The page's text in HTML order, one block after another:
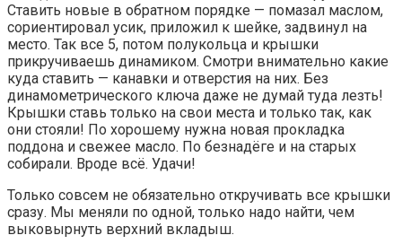
Ставить новые в обратном порядке — помазал маслом,
сориентировал усик, приложил к шейке, задвинул на
место. Так все 5, потом полукольца и крышки
прикручиваешь динамиком. Смотри внимательно какие
куда ставить — канавки и отверстия на них. Без
динамометрического ключа даже не думай туда лезть!
Крышки ставь только на свои места и только так, как
они стояли! По хорошему нужна новая прокладка
поддона и свежее масло. По безнадёге и на старых
собирали. Вроде всё. Удачи!
Только совсем не обязательно откручивать все крышки
сразу. Мы меняли по одной, только надо найти, чем
выковырнуть верхний вкладыш.